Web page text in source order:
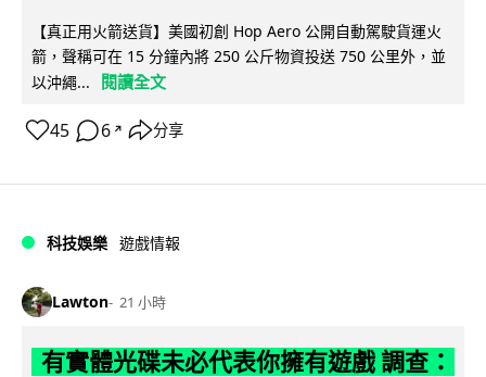
【真正用火箭送貨】美國初創 Hop Aero 公開自動駕駛貨運火
箭，聲稱可在 15 分鐘內將 250 公斤物資投送 750 公里外，並
以沖繩...
閱讀全文
45 6 ↗ 分享
科技娛樂 遊戲情報
Lawton 21 小時
有實體光碟未必代表你擁有遊戲 調查：